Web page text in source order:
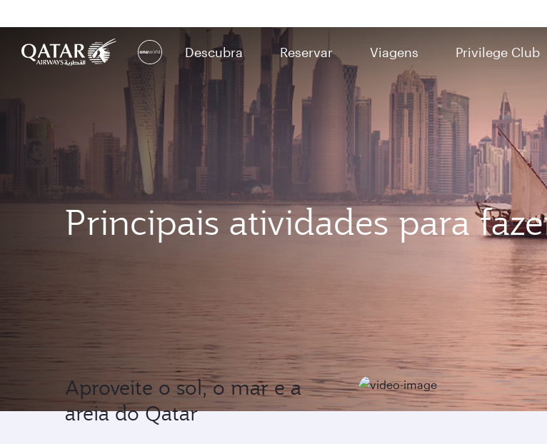
Descubra
(active) Reservar Viagens Privilege Club
Principais atividades para
Aproveite o sol, o mar e a
areia do Qatar